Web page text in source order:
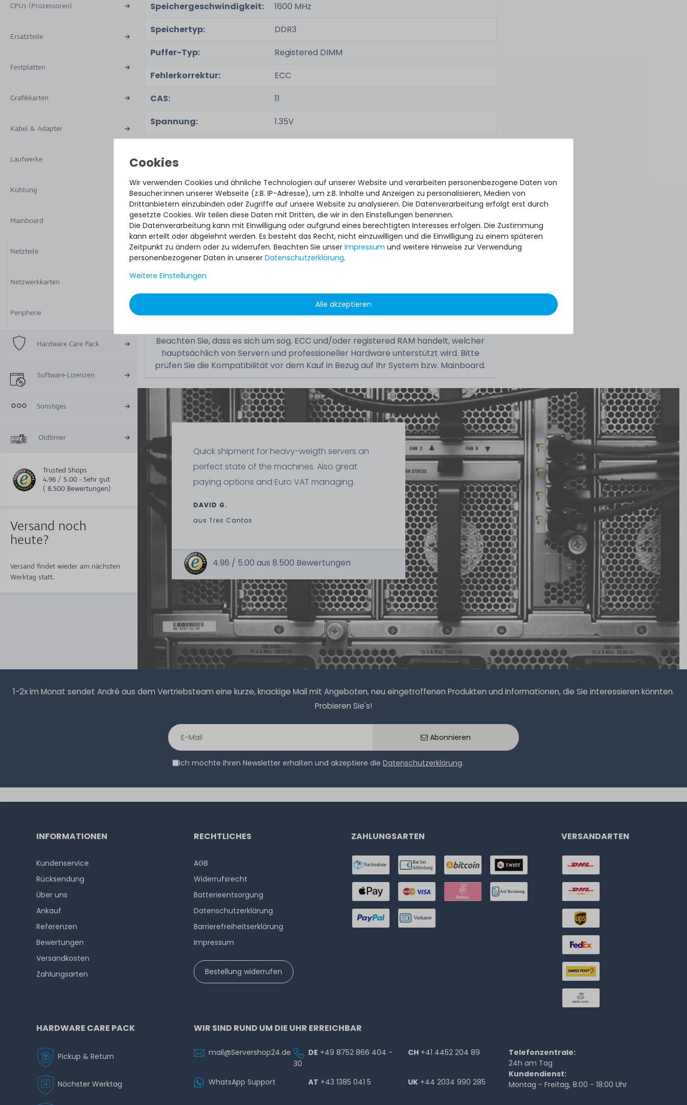
CPUs (Prozessoren)
Ersatzteile
Festplatten
Grafikkarten
Kabel & Adapter
Laufwerke
Kühlung
Mainboard
Netzteile
Netzwerkkarten
Peripherie
Hardware Care Pack
Software-Lizenzen
Sonstiges
Oldtimer
Trusted Shops
4.96 / 5.00 - Sehr gut
( 8.500 Bewertungen)
Versand noch
heute?
Versand findet wieder am nächsten
Werktag statt.
Speichergeschwindigkeit:
1600 MHz
Speichertyp:
DDR3
Puffer-Typ:
Registered DIMM
Fehlerkorrektur:
ECC
CAS:
11
Spannung:
1.35V
Zugehörige
Teilenummer(n):
Part No.:
M393B1K70DH0-YK0
Zustand:
Lieferumfang:
1x Modul
Beachten Sie, dass es sich um sog. ECC und/oder registered RAM handelt, welcher
hauptsächlich von Servern und professioneller Hardware unterstützt wird. Bitte
prüfen Sie die Kompatibilität vor dem Kauf in Bezug auf Ihr System bzw. Mainboard.
Quick shipment for heavy-weigth servers an
perfect state of the machines. Also great
paying options and Euro VAT managing.
DAVID G.
aus Tres Cantos
4.96 / 5.00 aus 8.500 Bewertungen
1-2x im Monat sendet André aus dem Vertriebsteam eine kurze, knackige Mail mit Angeboten, neu eingetroffenen Produkten und Informationen, die Sie interessieren könnten.
Probieren Sie's!
Abonnieren
Ich möchte Ihren Newsletter erhalten und akzeptiere die Datenschutzerklärung.
Wir verwenden Cookies und ähnliche Technologien auf unserer Website und verarbeiten personenbezogene Daten von
Besucher:innen unserer Webseite (z.B. IP-Adresse), um z.B. Inhalte und Anzeigen zu personalisieren, Medien von
Drittanbietern einzubinden oder Zugriffe auf unsere Website zu analysieren. Die Datenverarbeitung erfolgt erst durch
gesetzte Cookies. Wir teilen diese Daten mit Dritten, die wir in den Einstellungen benennen.
Die Datenverarbeitung kann mit Einwilligung oder aufgrund eines berechtigten Interesses erfolgen. Die Zustimmung
kann erteilt oder abgelehnt werden. Es besteht das Recht, nicht einzuwilligen und die Einwilligung zu einem späteren
Zeitpunkt zu ändern oder zu widerrufen. Beachten Sie unser Impressum und weitere Hinweise zur Verwendung
personenbezogener Daten in unserer Daten­schutz­erklärung.
Weitere Einstellungen
Alle akzeptieren
INFORMATIONEN
Kundenservice
Rücksendung
Über uns
Ankauf
Referenzen
Bewertungen
Versandkosten
Zahlungsarten
RECHTLICHES
AGB
Widerrufs­recht
Batterieentsorgung
Datenschutzerklärung
Barrierefreiheitserklärung
Impressum
Bestellung widerrufen
ZAHLUNGSARTEN VERSANDARTEN
HARDWARE CARE PACK
Pickup & Return
Nächster Werktag
WIR SIND RUND UM DIE UHR ERREICHBAR
mail@Servershop24.de DE +49 8752 866 404 -
30
CH +41 4452 204 89
WhatsApp Support AT +43 1385 041 5 UK +44 2034 990 285
Telefonzentrale:
24h am Tag
Kundendienst:
Montag - Freitag, 8:00 - 18:00 Uhr